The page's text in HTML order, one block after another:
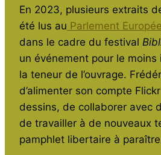
En 2023, plusieurs extraits
été lus au Parlement
dans le cadre du festival
un événement pour le moins
la teneur de l’ouvrage.
d’alimenter son compte
dessins, de collaborer avec
de travailler à de nouveaux
pamphlet libertaire à